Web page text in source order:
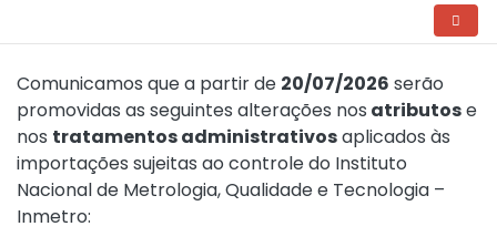
Comunicamos que a partir de 20/07/2026 serão
promovidas as seguintes alterações nos atributose
nos tratamentos administrativosaplicados às
importações sujeitas ao controle do Instituto
Nacional de Metrologia, Qualidade e Tecnologia –
Inmetro: